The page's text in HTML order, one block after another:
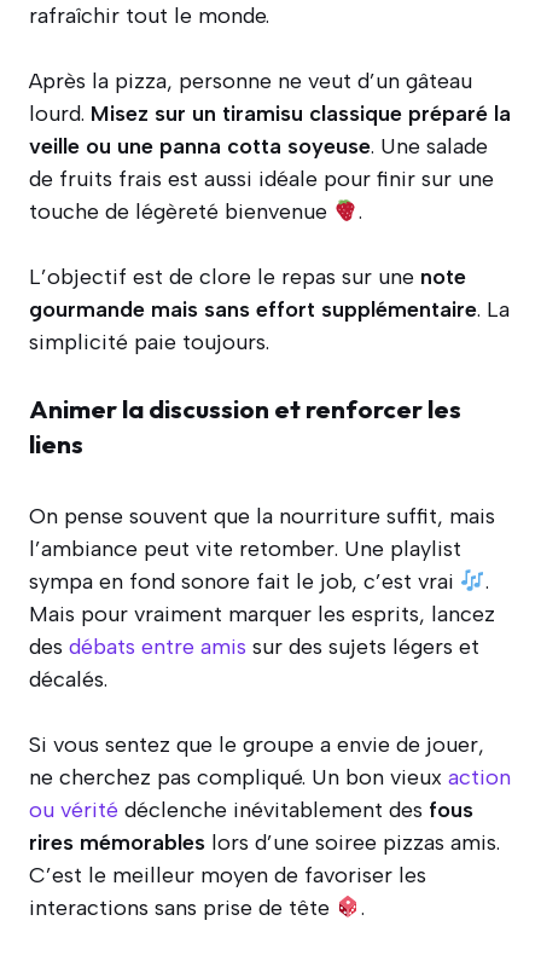
rafraîchir tout le monde.
Après la pizza, personne ne veut d’un gâteau
lourd. Misez sur un tiramisu classique préparé la
veille ou une panna cotta soyeuse. Une salade
de fruits frais est aussi idéale pour finir sur une
touche de légèreté bienvenue
.
L’objectif est de clore le repas sur une note
gourmande mais sans effort supplémentaire. La
simplicité paie toujours.
Animer la discussion et renforcer les
liens
On pense souvent que la nourriture suffit, mais
l’ambiance peut vite retomber. Une playlist
sympa en fond sonore fait le job, c’est vrai
.
Mais pour vraiment marquer les esprits, lancez
des débats entre amis sur des sujets légers et
décalés.
Si vous sentez que le groupe a envie de jouer,
ne cherchez pas compliqué. Un bon vieux action
ou vérité déclenche inévitablement des fous
rires mémorables lors d’une soiree pizzas amis.
C’est le meilleur moyen de favoriser les
interactions sans prise de tête
.